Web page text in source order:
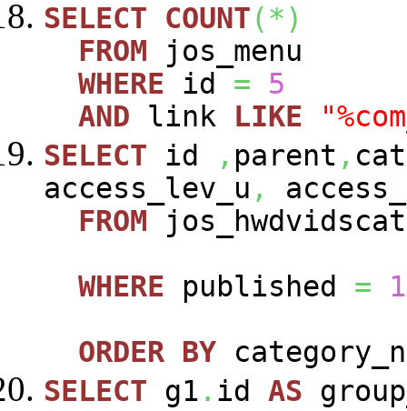
SELECT
COUNT(*)
FROM jos_menu
WHERE id =
5
AND link LIKE
SELECT id , parent ,
access_lev_u ,
FROM
WHERE published =
1
ORDER BY
SELECT g1 . id AS